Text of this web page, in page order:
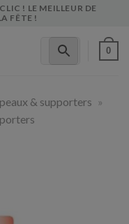
! LE MEILLEUR DE
FÊTE !
0
& supporters »